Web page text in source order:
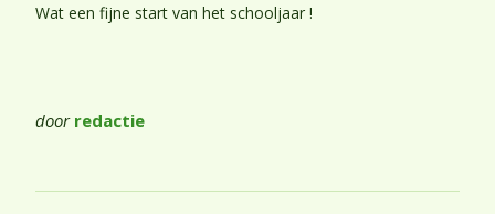
Wat een fijne start van het schooljaar !
door redactie